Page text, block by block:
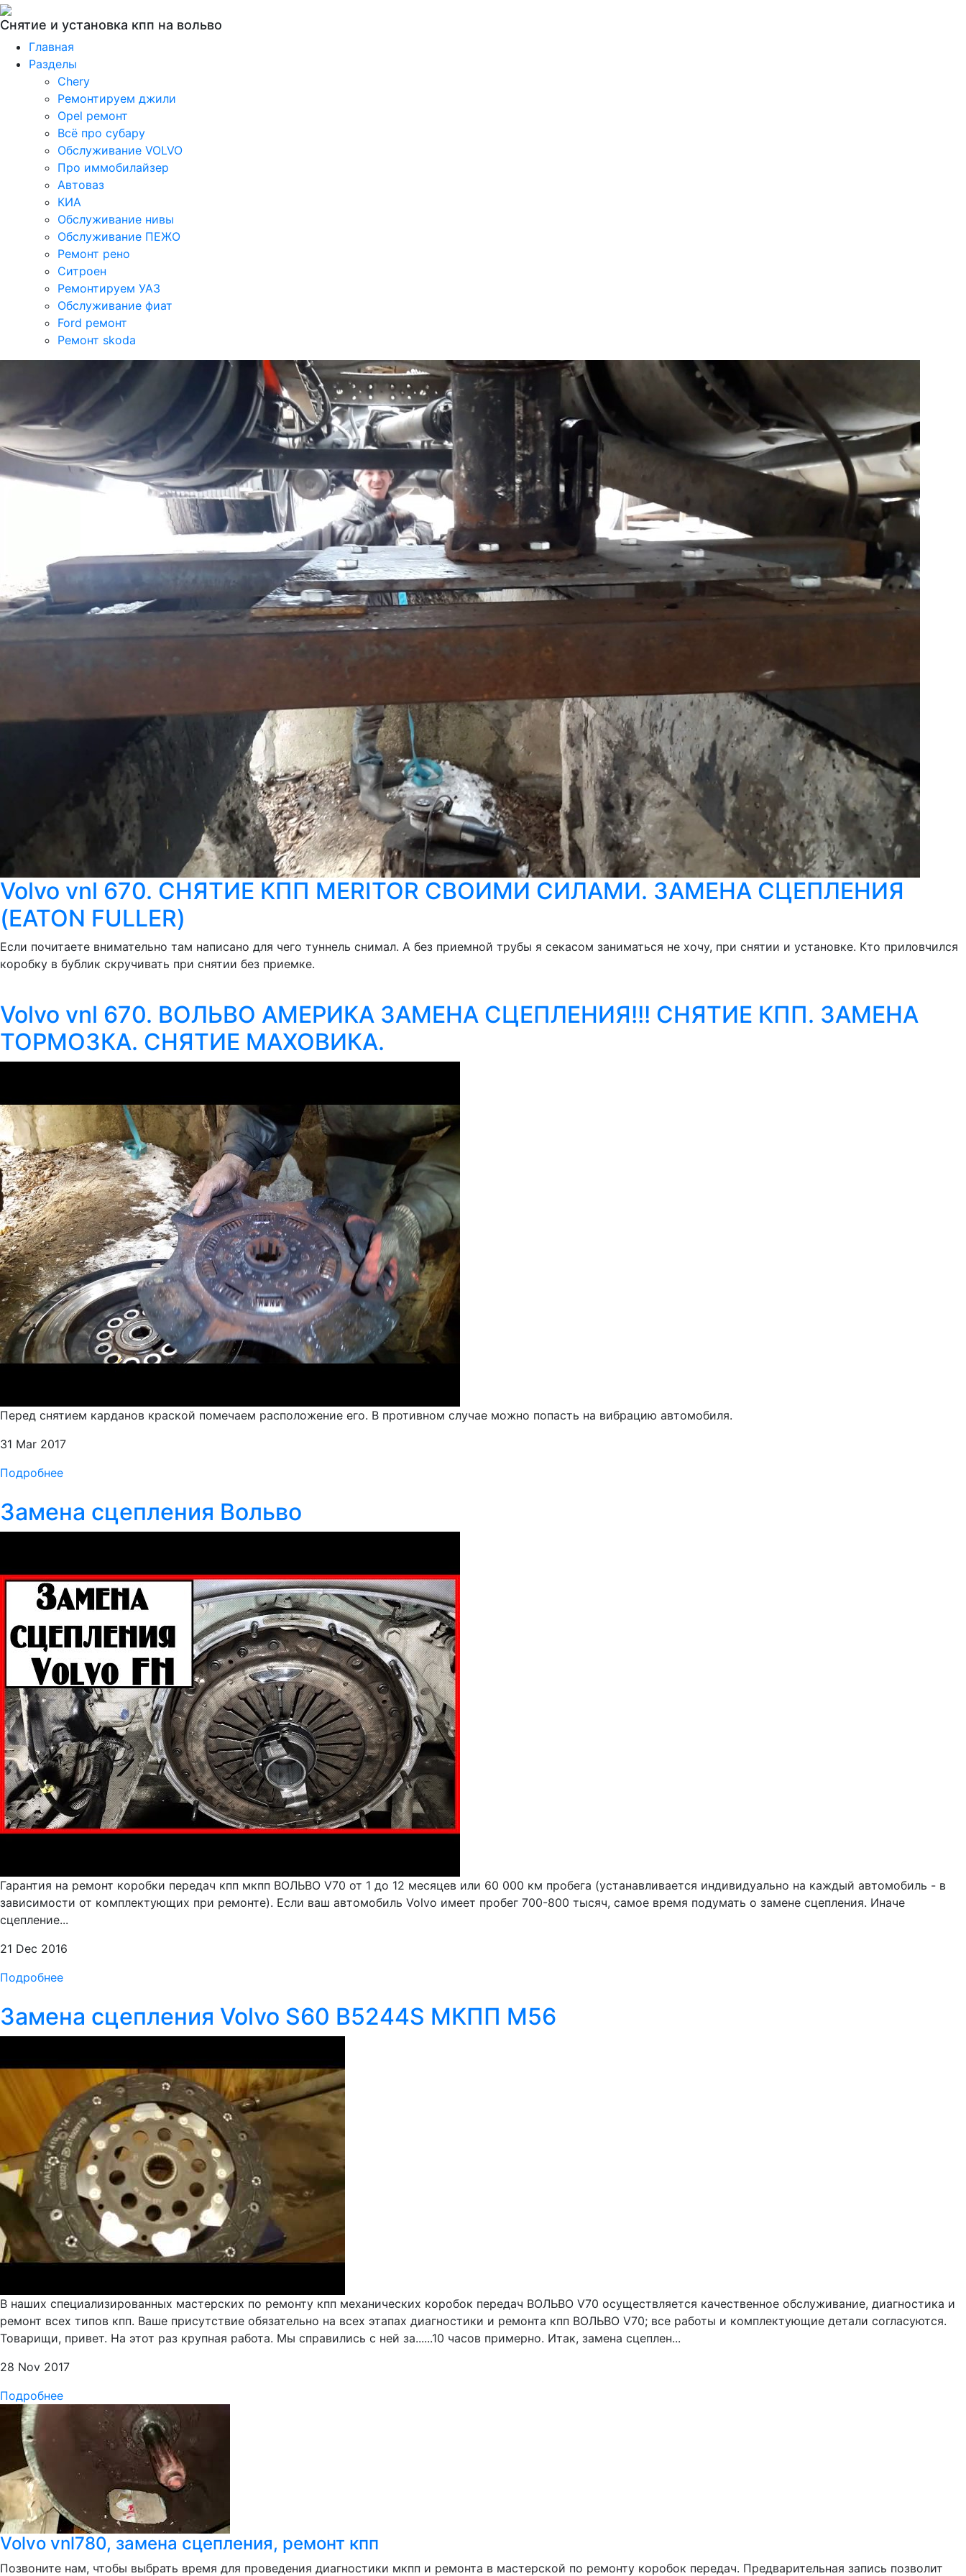
Снятие и установка кпп на вольво
Главная
Разделы
Chery
Ремонтируем джили
Opel ремонт
Всё про субару
Обслуживание VOLVO
Про иммобилайзер
Автоваз
КИА
Обслуживание нивы
Обслуживание ПЕЖО
Ремонт рено
Ситроен
Ремонтируем УАЗ
Обслуживание фиат
Ford ремонт
Ремонт skoda
Volvo vnl 670. СНЯТИЕ КПП MERITOR СВОИМИ СИЛАМИ. ЗАМЕНА СЦЕПЛЕНИЯ
(EATON FULLER)
Если почитаете внимательно там написано для чего туннель снимал. А без приемной трубы я секасом заниматься не хочу, при снятии и установке. Кто приловчился
коробку в бублик скручивать при снятии без приемке.
Volvo vnl 670. ВОЛЬВО АМЕРИКА ЗАМЕНА СЦЕПЛЕНИЯ!!! СНЯТИЕ КПП. ЗАМЕНА
ТОРМОЗКА. СНЯТИЕ МАХОВИКА.
Перед снятием карданов краской помечаем расположение его. В противном случае можно попасть на вибрацию автомобиля.
31 Mar 2017
Подробнее
Замена сцепления Вольво
Гарантия на ремонт коробки передач кпп мкпп ВОЛЬВО V70 от 1 до 12 месяцев или 60 000 км пробега (устанавливается индивидуально на каждый автомобиль - в
зависимости от комплектующих при ремонте). Если ваш автомобиль Volvo имеет пробег 700-800 тысяч, самое время подумать о замене сцепления. Иначе
сцепление...
21 Dec 2016
Подробнее
Замена сцепления Volvo S60 B5244S МКПП М56
В наших специализированных мастерских по ремонту кпп механических коробок передач ВОЛЬВО V70 осуществляется качественное обслуживание, диагностика и
ремонт всех типов кпп. Ваше присутствие обязательно на всех этапах диагностики и ремонта кпп ВОЛЬВО V70; все работы и комплектующие детали согласуются.
Товарищи, привет. На этот раз крупная работа. Мы справились с ней за......10 часов примерно. Итак, замена сцеплен...
28 Nov 2017
Подробнее
Volvo vnl780, замена сцепления, ремонт кпп
Позвоните нам, чтобы выбрать время для проведения диагностики мкпп и ремонта в мастерской по ремонту коробок передач. Предварительная запись позволит